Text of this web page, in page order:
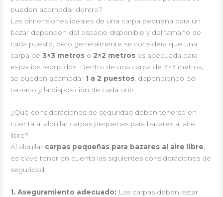
pueden acomodar dentro?
Las dimensiones ideales de una carpa pequeña para un
bazar dependen del espacio disponible y del tamaño de
cada puesto, pero generalmente se considera que una
carpa de3×3 metros o 2×2 metros es adecuada para
espacios reducidos. Dentro de una carpa de 3×3 metros,
se pueden acomodar 1 a 2 puestos, dependiendo del
tamaño y la disposición de cada uno.
¿Qué consideraciones de seguridad deben tenerse en
cuenta al alquilar carpas pequeñas para bazares al aire
libre?
Al alquilar carpas pequeñas para bazares al aire libre
es clave tener en cuenta las siguientes consideraciones de
seguridad:
1.Aseguramiento adecuado: Las carpas deben estar